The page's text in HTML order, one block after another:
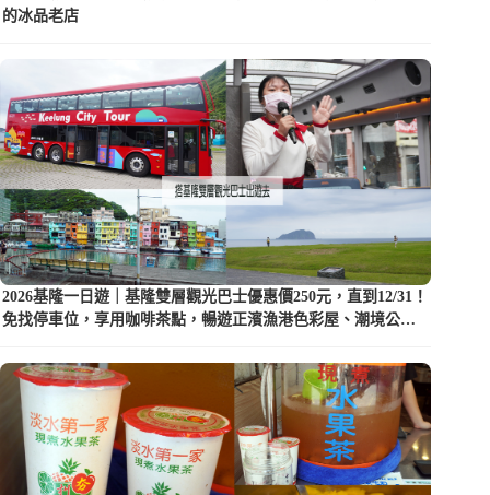
的冰品老店
2026基隆一日遊｜基隆雙層觀光巴士優惠價250元，直到12/31！
免找停車位，享用咖啡茶點，暢遊正濱漁港色彩屋、潮境公園